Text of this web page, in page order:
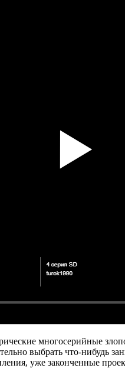
многосерийные
выбрать что-нибудь
уже законченные